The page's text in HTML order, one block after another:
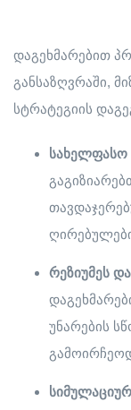
დაგეხმარებით
განსაზღვრაში,
სტრატეგიის
სახელფასო
რეზიუმეს და
უნარების